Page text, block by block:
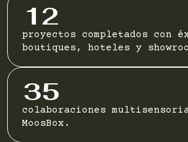
12
proyectos completados con
boutiques, hoteles y
35
colaboraciones
MoosBox.